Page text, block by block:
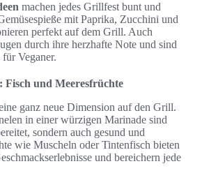
machen jedes Grillfest bunt und
mit Paprika, Zucchini und
perfekt auf dem Grill. Auch
durch ihre herzhafte Note und sind
Veganer.
Fisch und Meeresfrüchte
ganz neue Dimension auf den Grill.
in einer würzigen Marinade sind
sondern auch gesund und
wie Muscheln oder Tintenfisch bieten
und bereichern jede